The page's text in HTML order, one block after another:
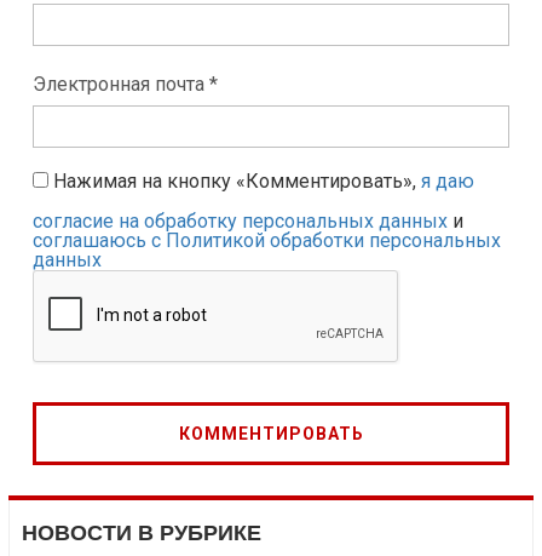
Электронная почта *
Нажимая на кнопку «Комментировать», я даю
согласие на обработку персональных данных и
соглашаюсь с Политикой обработки персональных
данных
НОВОСТИ В РУБРИКЕ